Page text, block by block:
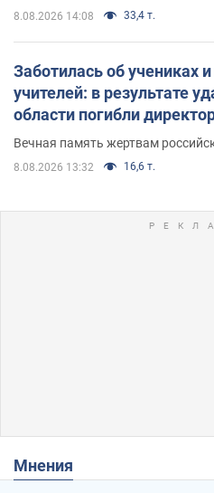
8.08.2026 14:08 33,4 т.
Заботилась об учениках
учителей: в результате
области погибли
муж и внук
Вечная память жертвам
8.08.2026 13:32 16,6 т.
Мнения